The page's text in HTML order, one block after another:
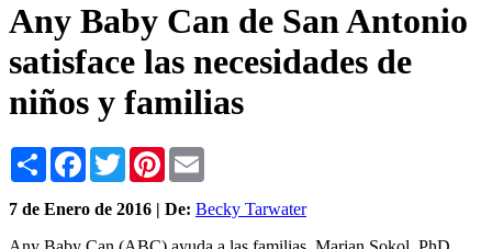
Any Baby Can de San Antonio
satisface las necesidades de
niños y familias
Share Facebook
TwitterPinterest
7 de Enero de 2016 | De: Becky Tarwater